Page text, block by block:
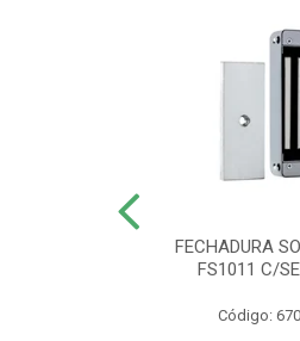
FECHADURA
FS1011 C/
Código: